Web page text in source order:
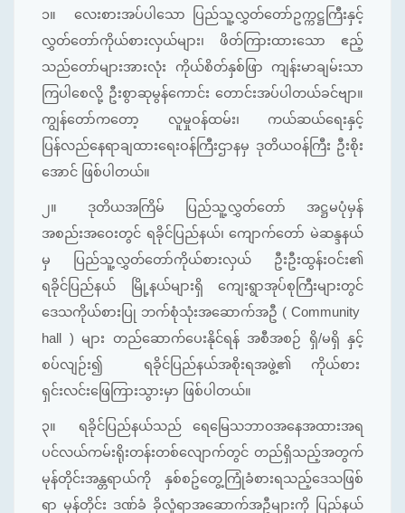
၁။
လေးစားအပ်ပါသော ပြည်သူ့လွှတ်တော်ဥက္ကဋ္ဌကြီးနှင့်
လွှတ်တော်ကိုယ်စားလှယ်များ၊ ဖိတ်ကြားထားသော ဧည့်
သည်တော်များအားလုံး ကိုယ်စိတ်နှစ်ဖြာ ကျန်းမာချမ်းသာ
ကြပါစေလို့ ဦးစွာဆုမွန်ကောင်း တောင်းအပ်ပါတယ်ခင်ဗျာ။
ကျွန်တော်ကတော့ လူမှုဝန်ထမ်း၊ ကယ်ဆယ်ရေးနှင့်
ပြန်လည်နေရာချထားရေးဝန်ကြီးဌာနမှ ဒုတိယဝန်ကြီး ဦးစိုး
အောင် ဖြစ်ပါတယ်။
၂။
ဒုတိယအကြိမ် ပြည်သူ့လွှတ်တော် အဋ္ဌမပုံမှန်
အစည်းအဝေးတွင် ရခိုင်ပြည်နယ်၊ ကျောက်တော် မဲဆန္ဒနယ်
မှ ပြည်သူ့လွှတ်တော်ကိုယ်စားလှယ် ဦးဦးထွန်းဝင်း၏
ရခိုင်ပြည်နယ် မြို့နယ်များရှိ ကျေးရွာအုပ်စုကြီးများတွင်
ဒေသကိုယ်စားပြု ဘက်စုံသုံးအဆောက်အဦ ( Community
hall ) များ တည်ဆောက်ပေးနိုင်ရန် အစီအစဉ် ရှိ/မရှိ နှင့်
စပ်လျဉ်း၍ ရခိုင်ပြည်နယ်အစိုးရအဖွဲ့၏ ကိုယ်စား
ရှင်းလင်းဖြေကြားသွားမှာ ဖြစ်ပါတယ်။
၃။
ရခိုင်ပြည်နယ်သည် ရေမြေသဘာ၀အနေအထားအရ
ပင်လယ်ကမ်းရိုးတန်းတစ်လျောက်တွင် တည်ရှိသည့်အတွက်
မုန်တိုင်းအန္တရာယ်ကို နှစ်စဥ်တွေ့ကြုံခံစားရသည့်ဒေသဖြစ်
ရာ မုန်တိုင်း ဒဏ်ခံ ခိုလှုံရာအဆောက်အဦများကို ပြည်နယ်